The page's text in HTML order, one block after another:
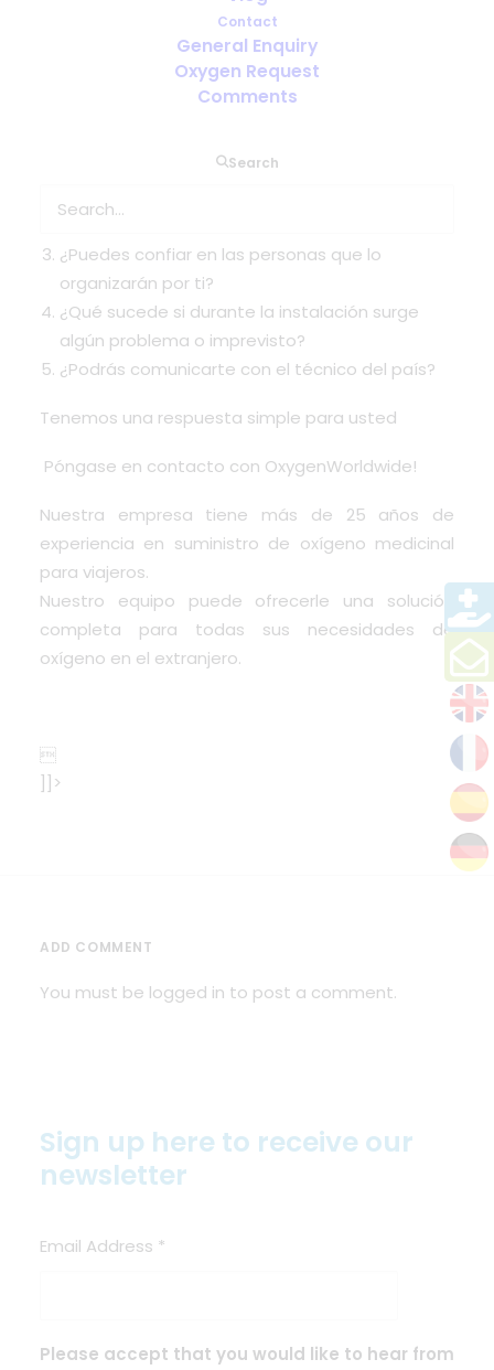
Contact
General Enquiry
Oxygen Request
Comments
Search
¿Puedes confiar en las personas que lo
organizarán por ti?
¿Qué sucede si durante la instalación surge
algún problema o imprevisto?
¿Podrás comunicarte con el técnico del país?
Tenemos una respuesta simple para usted
Póngase en contacto con OxygenWorldwide!
Nuestra empresa tiene más de 25 años de
experiencia en suministro de oxígeno medicinal
para viajeros.
Nuestro equipo puede ofrecerle una solución
completa para todas sus necesidades de
oxígeno en el extranjero.

]]>
ADD COMMENT
You must be logged in to post a comment.
Sign up here to receive our
newsletter
Email Address *
Please accept that you would like to hear from